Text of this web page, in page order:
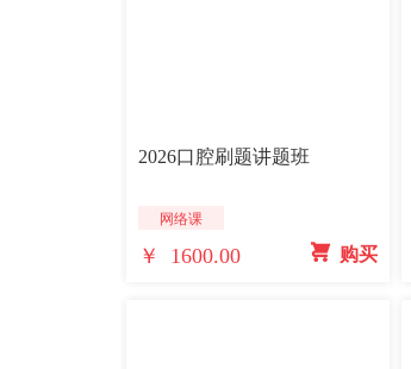
2026口腔刷题讲题班
网络课
￥ 1600.00  购买